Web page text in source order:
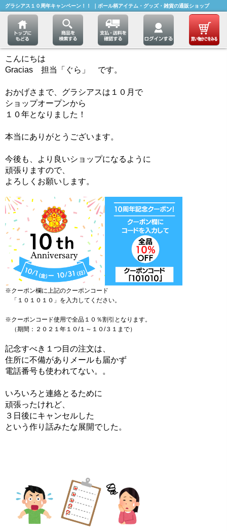
グラシアス１０周年キャンペーン！！ ｜ボール柄アイテム・グッズ・雑貨の通販ショップ
こんにちは
Gracias 担当「ぐら」 です。
おかげさまで、グラシアスは１０月で
ショップオープンから
１０年となりました！
本当にありがとうございます。
今後も、より良いショップになるように
頑張りますので、
よろしくお願いします。
※クーポン欄に上記のクーポンコード
「１０１０１０」を入力してください。
※クーポンコード使用で全品１０％割引となります。
（期間：２０２１年１０/１～１０/３１まで）
記念すべき１つ目の注文は、
住所に不備がありメールも届かず
電話番号も使われてない。。
いろいろと連絡とるために
頑張ったけれど、
３日後にキャンセルした
という作り話みたな展開でした。